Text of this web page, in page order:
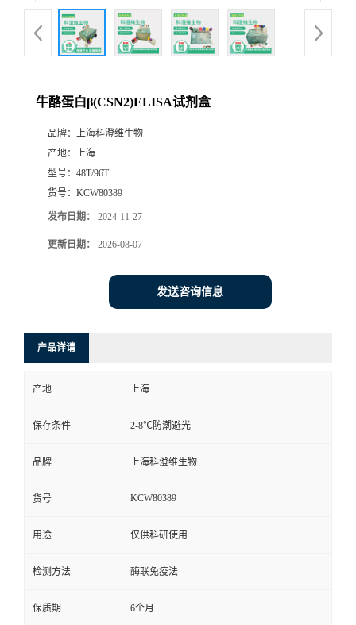
牛酪蛋白β(CSN2)ELISA试剂盒
品牌：
上海科澄维生物
产地：
上海
型号： 48T/96T
货号： KCW80389
发布日期： 2024-11-27
更新日期： 2026-08-07
发送咨询信息
产品详请
产地 上海
保存条件 2-8℃防潮避光
品牌 上海科澄维生物
货号 KCW80389
用途 仅供科研使用
检测方法 酶联免疫法
保质期 6个月